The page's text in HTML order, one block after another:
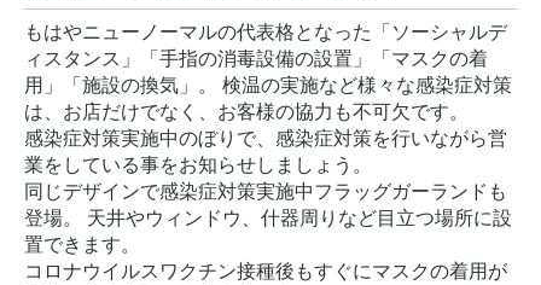
もはやニューノーマルの代表格となった「ソーシャルデ
ィスタンス」「手指の消毒設備の設置」「マスクの着
用」「施設の換気」。 検温の実施など様々な感染症対策
は、お店だけでなく、お客様の協力も不可欠です。
感染症対策実施中のぼりで、感染症対策を行いながら営
業をしている事をお知らせしましょう。
同じデザインで感染症対策実施中フラッグガーランドも
登場。 天井やウィンドウ、什器周りなど目立つ場所に設
置できます。
コロナウイルスワクチン接種後もすぐにマスクの着用が